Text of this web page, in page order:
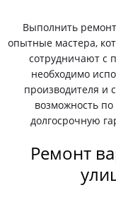
Выполнить
опытные мастера,
сотрудничают с
необходимо
производителя и
возможность
долгосрочную
Ремонт